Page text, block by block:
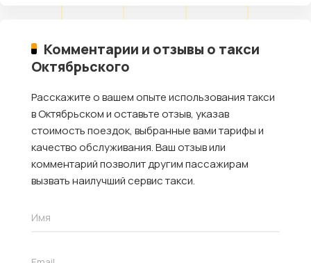
Комментарии и отзывы о такси
Октябрьского
Расскажите о вашем опыте использования такси
в Октябрьском и оставьте отзыв, указав
стоимость поездок, выбранные вами тарифы и
качество обслуживания. Ваш отзыв или
комментарий позволит другим пассажирам
вызвать наилучший сервис такси.